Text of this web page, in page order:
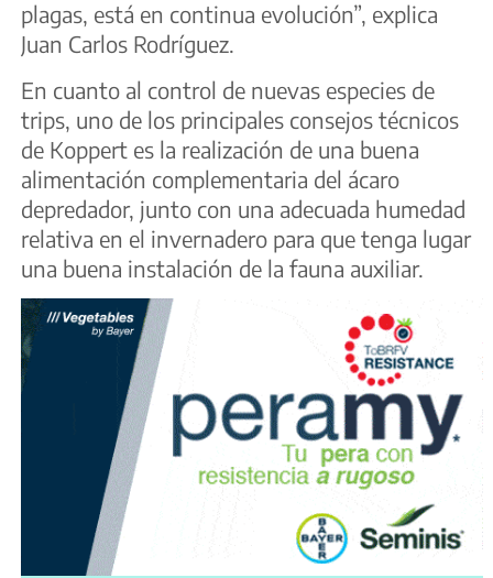
plagas, está en continua evolución”, explica
Juan Carlos Rodríguez.
En cuanto al control de nuevas especies de
trips, uno de los principales consejos técnicos
de Koppert es la realización de una buena
alimentación complementaria del ácaro
depredador, junto con una adecuada humedad
relativa en el invernadero para que tenga lugar
una buena instalación de la fauna auxiliar.